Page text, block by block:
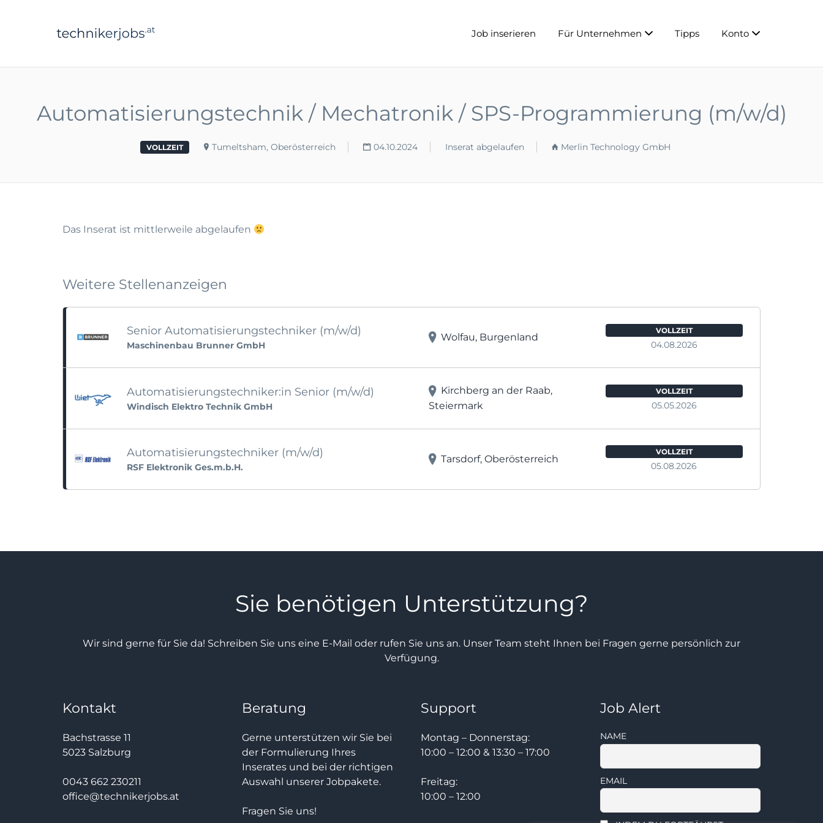
Job inserieren Für Unternehmen Tipps Konto
Automatisierungstechnik / Mechatronik / SPS-Programmierung (m/w/d)
VOLLZEIT Tumeltsham, Oberösterreich 04.10.2024 Inserat abgelaufen Merlin Technology GmbH
Das Inserat ist mittlerweile abgelaufen
Weitere Stellenanzeigen
Senior Automatisierungstechniker (m/w/d)
Maschinenbau Brunner GmbH
Wolfau, Burgenland
VOLLZEIT
04.08.2026
Automatisierungstechniker:in Senior (m/w/d)
Windisch Elektro Technik GmbH
Kirchberg an der Raab,
Steiermark
VOLLZEIT
05.05.2026
Automatisierungstechniker (m/w/d)
RSF Elektronik Ges.m.b.H.
Tarsdorf, Oberösterreich
VOLLZEIT
05.08.2026
Sie benötigen Unterstützung?
Wir sind gerne für Sie da! Schreiben Sie uns eine E-Mail oder rufen Sie uns an. Unser Team steht Ihnen bei Fragen gerne persönlich zur
Verfügung.
Kontakt
Bachstrasse 11
5023 Salzburg
0043 662 230211
office@technikerjobs.at
Beratung
Gerne unterstützen wir Sie bei
der Formulierung Ihres
Inserates und bei der richtigen
Auswahl unserer Jobpakete.
Fragen Sie uns!
Support
Montag – Donnerstag:
10:00 – 12:00 & 13:30 – 17:00
Freitag:
10:00 – 12:00
Job Alert
NAME
EMAIL